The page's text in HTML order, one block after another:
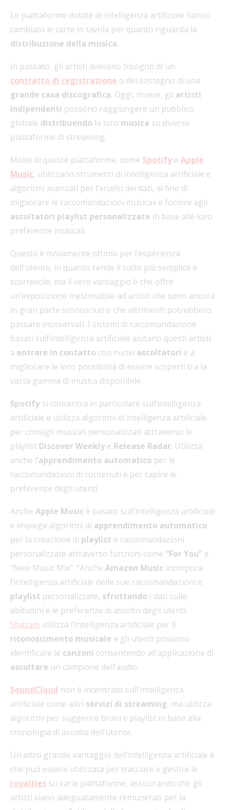
Le piattaforme dotate di intelligenza artificiale hanno
cambiato le carte in tavola per quanto riguarda la
distribuzione della musica.
In passato, gli artisti avevano bisogno di un
contratto di registrazione o del sostegno di una
grande casa discografica. Oggi, invece, gli artisti
indipendenti possono raggiungere un pubblico
globale distribuendo la loro musica su diverse
piattaforme di streaming.
Molte di queste piattaforme, come Spotify e Apple
Music, utilizzano strumenti di intelligenza artificiale e
algoritmi avanzati per l’analisi dei dati, al fine di
migliorare le raccomandazioni musicali e fornire agli
ascoltatori playlist personalizzate in base alle loro
preferenze musicali.
Questo è ovviamente ottimo per l’esperienza
dell’utente, in quanto rende il tutto più semplice e
scorrevole, ma il vero vantaggio è che offre
un’esposizione inestimabile ad artisti che sono ancora
in gran parte sconosciuti e che altrimenti potrebbero
passare inosservati. I sistemi di raccomandazione
basati sull’intelligenza artificiale aiutano questi artisti
a entrare in contatto con nuovi ascoltatori e a
migliorare le loro possibilità di essere scoperti tra la
vasta gamma di musica disponibile.
Spotify si concentra in particolare sull’intelligenza
artificiale e utilizza algoritmi di intelligenza artificiale
per consigli musicali personalizzati attraverso le
playlist Discover Weekly e Release Radar. Utilizza
anche l’apprendimento automatico per le
raccomandazioni di contenuti e per capire le
preferenze degli utenti.
Anche Apple Music è basato sull’intelligenza artificiale
e impiega algoritmi di apprendimento automatico
per la creazione di playlist e raccomandazioni
personalizzate attraverso funzioni come “For You” e
“New Music Mix”. “Anche Amazon Music incorpora
l’intelligenza artificiale nelle sue raccomandazioni e
playlist personalizzate, sfruttando i dati sulle
abitudini e le preferenze di ascolto degli utenti.
Shazam utilizza l’intelligenza artificiale per il
riconoscimento musicale e gli utenti possono
identificare le canzoni consentendo all’applicazione di
ascoltare un campione dell’audio.
SoundCloud non è incentrato sull’intelligenza
artificiale come altri servizi di streaming, ma utilizza
algoritmi per suggerire brani e playlist in base alla
cronologia di ascolto dell’utente.
Un altro grande vantaggio dell’intelligenza artificiale è
che può essere utilizzata per tracciare e gestire le
royalties su varie piattaforme, assicurando che gli
artisti siano adeguatamente remunerati per la